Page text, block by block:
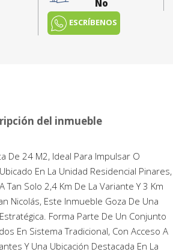
No
ESCRÍBENOS
del inmueble
De 24 M2, Ideal Para Impulsar O
En La Unidad Residencial Pinares,
Tan Solo 2,4 Km De La Variante Y 3 Km
Nicolás, Este Inmueble Goza De Una
Forma Parte De Un Conjunto
En Sistema Tradicional, Con Acceso A
Y Una Ubicación Destacada En La